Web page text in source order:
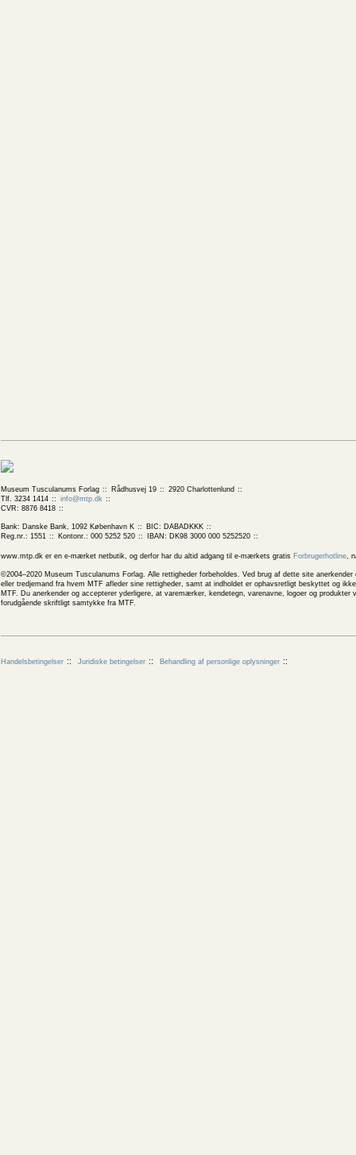
Museum Tusculanums Forlag Rådhusvej 19
2920 Charlottenlund
Tlf. 3234 1414
info@mtp.dk
CVR: 8876 8418
Bank: Danske Bank, 1092 København K
BIC: DABADKKK
Reg.nr.: 1551
Kontonr.: 000 5252 520 IBAN: DK98 3000 000 5252520
www.mtp.dk er en e-mærket netbutik, og derfor har du altid adgang til e-mærkets gratis Forbrugerhotline,
©2004–2020 Museum Tusculanums Forlag. Alle rettigheder forbeholdes. Ved brug af dette site
eller tredjemand fra hvem MTF afleder sine rettigheder, samt at indholdet er ophavsretligt beskyttet og
MTF. Du anerkender og accepterer yderligere, at varemærker, kendetegn, varenavne, logoer og
forudgående skriftligt samtykke fra MTF.
Handelsbetingelser Juridiske betingelser Behandling af personlige oplysninger